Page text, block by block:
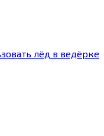
лёд в ведёрке